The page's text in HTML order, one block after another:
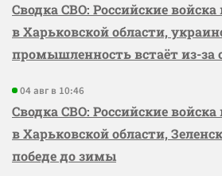
Сводка СВО: Российские
в Харьковской области,
промышленность встаёт из-за
04 авг в 10:46
Сводка СВО: Российские войска
в Харьковской области,
победе до зимы